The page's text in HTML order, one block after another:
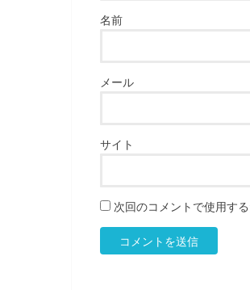
名前
メール
サイト
次回のコメントで使用す